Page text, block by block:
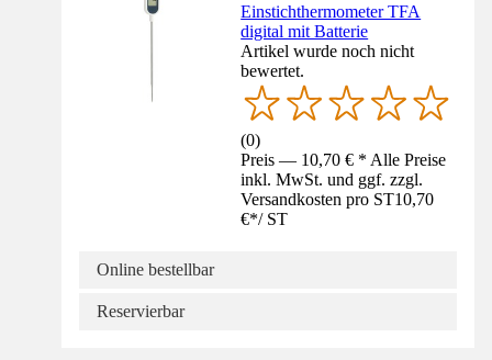
Einstichthermometer TFA
digital mit Batterie
Artikel wurde noch nicht
bewertet.
(0)
Preis — 10,70 € * Alle Preise
inkl. MwSt. und ggf. zzgl.
Versandkosten pro ST10,70
€*/ ST
Online bestellbar
Reservierbar